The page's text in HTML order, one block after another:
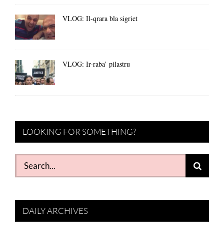
VLOG: Il-qrara bla sigriet
VLOG: Ir-raba’ pilastru
LOOKING FOR SOMETHING?
Search
for:
DAILY ARCHIVES